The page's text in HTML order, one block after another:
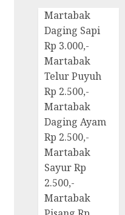
Martabak
Daging Sapi
Rp 3.000,-
Martabak
Telur Puyuh
Rp 2.500,-
Martabak
Daging Ayam
Rp 2.500,-
Martabak
Sayur Rp
2.500,-
Martabak